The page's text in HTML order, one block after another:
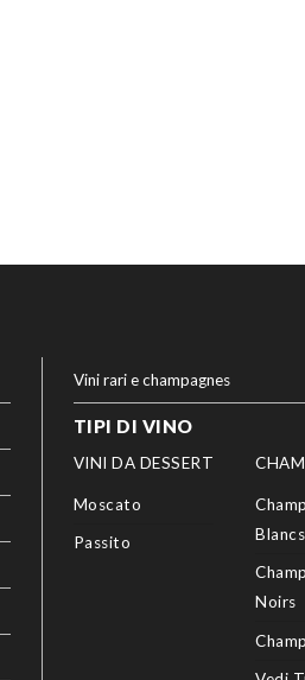
Vini rari e champagnes
TIPI DI VINO
VINI DA DESSERT
Moscato
Passito
Blancs
Noirs